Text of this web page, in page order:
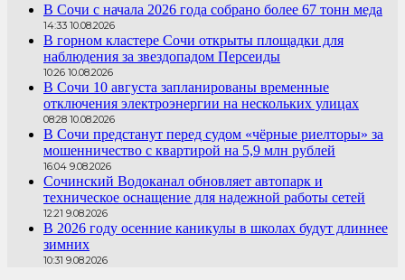
В Сочи с начала 2026 года собрано более 67 тонн меда
14:33 10.08.2026
В горном кластере Сочи открыты площадки для
наблюдения за звездопадом Персеиды
10:26 10.08.2026
В Сочи 10 августа запланированы временные
отключения электроэнергии на нескольких улицах
08:28 10.08.2026
В Сочи предстанут перед судом «чёрные риелторы» за
мошенничество с квартирой на 5,9 млн рублей
16:04 9.08.2026
Сочинский Водоканал обновляет автопарк и
техническое оснащение для надежной работы сетей
12:21 9.08.2026
В 2026 году осенние каникулы в школах будут длиннее
зимних
10:31 9.08.2026